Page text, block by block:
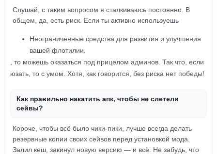
Слушай, с таким вопросом я сталкиваюсь постоянно. В
общем, да, есть риск. Если ты активно используешь
Неограниченные средства для развития и улучшения
вашей флотилии.
, то можешь оказаться под прицелом админов. Так что, если
юзать, то с умом. Хотя, как говорится, без риска нет победы!
Как правильно накатить апк, чтобы не слетели
сейвы?
Короче, чтобы всё было чики-пики, лучше всегда делать
резервные копии своих сейвов перед установкой мода.
Залил кеш, закинул новую версию — и всё. Не забудь, что